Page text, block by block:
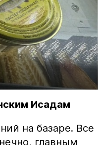
Исадам
на базаре. Все
главным